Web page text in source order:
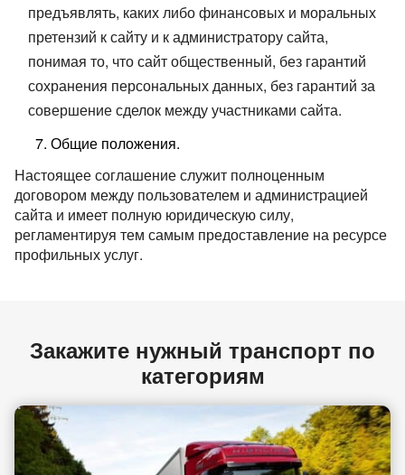
предъявлять, каких либо финансовых и моральных
претензий к сайту и к администратору сайта,
понимая то, что сайт общественный, без гарантий
сохранения персональных данных, без гарантий за
совершение сделок между участниками сайта.
Общие положения.
Настоящее соглашение служит полноценным
договором между пользователем и администрацией
сайта и имеет полную юридическую силу,
регламентируя тем самым предоставление на ресурсе
профильных услуг.
Закажите нужный транспорт по
категориям